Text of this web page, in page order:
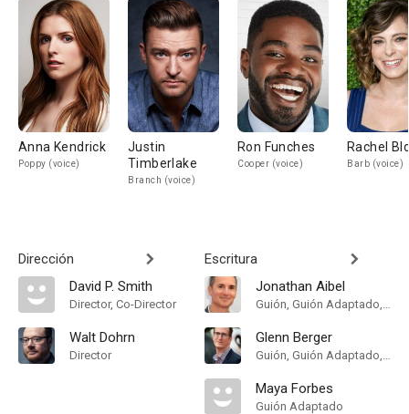
Anna Kendrick
Poppy (voice)
Justin
Timberlake
Branch (voice)
Ron Funches
Cooper (voice)
Rachel
Barb (voice)
Dirección
David P. Smith
Director, Co-Director
Walt Dohrn
Director
Escritura
Jonathan Aibel
Guión, Guión Adaptado, Historia
Glenn Berger
Guión, Guión Adaptado, Historia
Maya Forbes
Guión Adaptado